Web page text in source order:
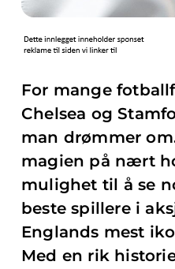
For mange
Chelsea og
man drømmer
magien på nært
mulighet til å se
beste spillere i
Englands mest
Med en rik